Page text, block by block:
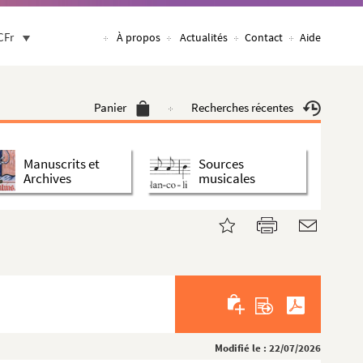
À propos Actualités Contact Aide
Panier Recherches récentes
Manuscrits et
Archives
Sources
musicales
Modifié le : 22/07/2026